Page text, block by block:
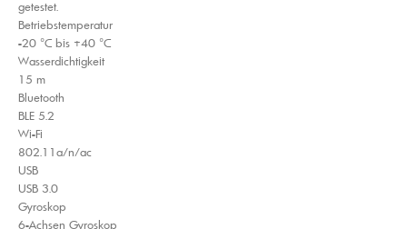
getestet.
Betriebstemperatur
-20 °C bis +40 °C
Wasserdichtigkeit
15 m
Bluetooth
BLE 5.2
Wi-Fi
802.11a/n/ac
USB
USB 3.0
Gyroskop
6-Achsen Gyroskop